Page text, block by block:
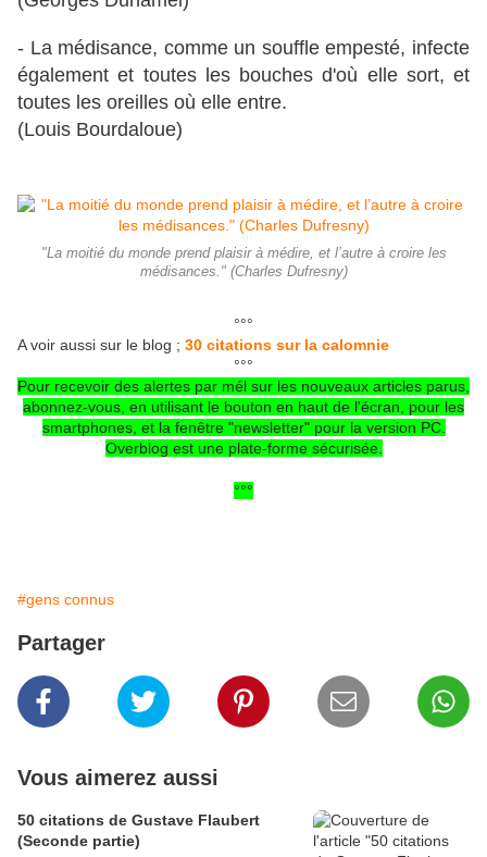
- La médisance, comme un souffle empesté, infecte
également et toutes les bouches d'où elle sort, et
toutes les oreilles où elle entre.
(Louis Bourdaloue)
"La moitié du monde prend plaisir à médire, et l’autre à croire les
médisances." (Charles Dufresny)
°°°
A voir aussi sur le blog ; 30 citations sur la calomnie
°°°
Pour recevoir des alertes par mél sur les nouveaux articles parus,
abonnez-vous, en utilisant le bouton en haut de l'écran, pour les
smartphones, et la fenêtre "newsletter" pour la version PC.
Overblog est une plate-forme sécurisée.
°°°
#gens connus
Partager
Vous aimerez aussi
50 citations de Gustave Flaubert
(Seconde partie)